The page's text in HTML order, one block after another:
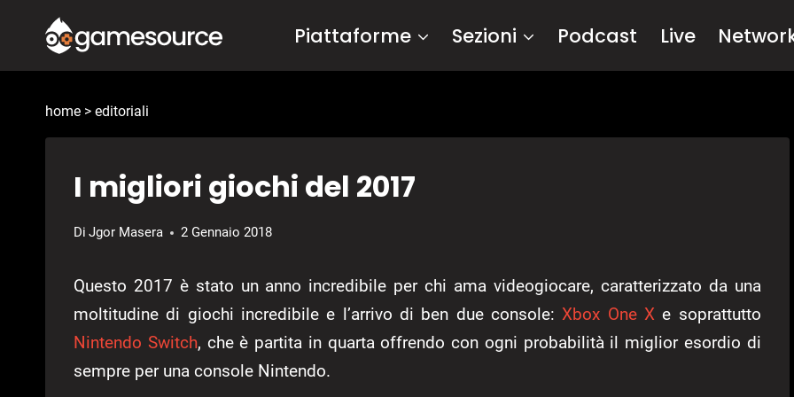
contenuto
Piattaforme Sezioni Podcast Live
home > editoriali
I migliori giochi del 2017
Di Jgor Masera 2 Gennaio 2018
Questo 2017 è stato un anno incredibile per chi ama videogiocare, caratterizzato da una
moltitudine di giochi incredibile e l’arrivo di ben due console:Xbox One X e soprattutto
Nintendo Switch, che è partita in quarta offrendo con ogni probabilità il miglior esordio di
sempre per una console Nintendo.